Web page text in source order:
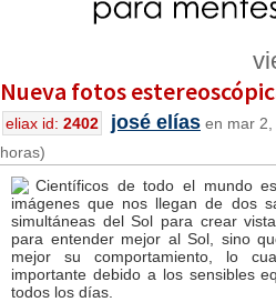
Nueva fotos
eliax id: 2402 josé elías en mar
horas)
Científicos de todo el mundo
imágenes que nos llegan de dos
simultáneas del Sol para crear
para entender mejor al Sol, sino
mejor su comportamiento, lo
importante debido a los sensibles
todos los días.